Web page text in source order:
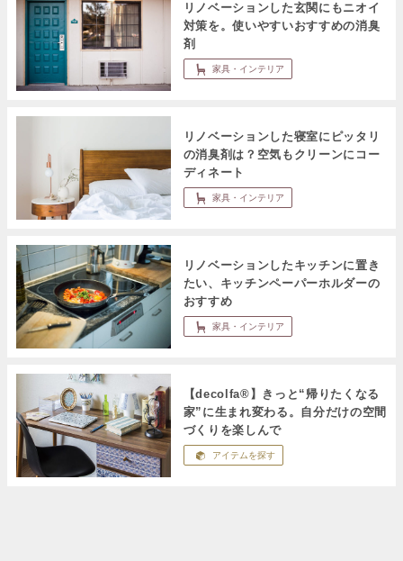
リノベーションした玄関にもニオイ
対策を。使いやすいおすすめの消臭
剤
家具・インテリア
リノベーションした寝室にピッタリ
の消臭剤は？空気もクリーンにコー
ディネート
家具・インテリア
リノベーションしたキッチンに置き
たい、キッチンペーパーホルダーの
おすすめ
家具・インテリア
【decolfa®】きっと“帰りたくなる
家”に生まれ変わる。自分だけの空間
づくりを楽しんで
アイテムを探す